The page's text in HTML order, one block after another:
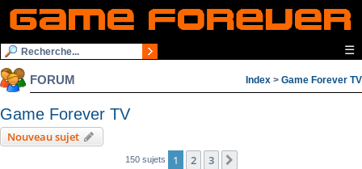
☰
FORUM Index > Game Forever TV
Game Forever TV
Nouveau sujet
150 sujets 1 2 3